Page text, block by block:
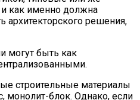
как именно должна
архитекторского решения,
могут быть как
строительные материалы
монолит-блок. Однако, если